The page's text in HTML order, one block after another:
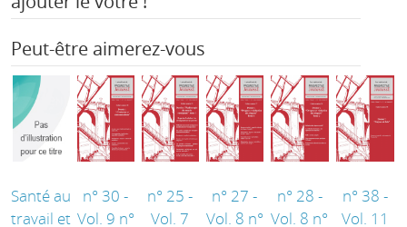
Peut-être aimerez-vous
Santé au
travail et
n° 30 -
Vol. 9 n°
n° 25 -
Vol. 7
n° 27 -
Vol. 8 n°
n° 28 -
Vol. 8 n°
n° 38 -
Vol. 11